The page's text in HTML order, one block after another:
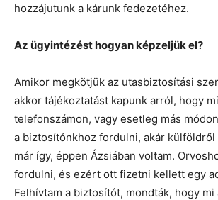
hozzájutunk a kárunk fedezetéhez.
Az ügyintézést hogyan képzeljük el?
Amikor megkötjük az utasbiztosítási
akkor tájékoztatást kapunk arról, hogy
telefonszámon, vagy esetleg más
a biztosítónkhoz fordulni, akár külföldről
már így, éppen Ázsiában voltam.
fordulni, és ezért ott fizetni kellett egy
Felhívtam a biztosítót, mondták, hogy mi